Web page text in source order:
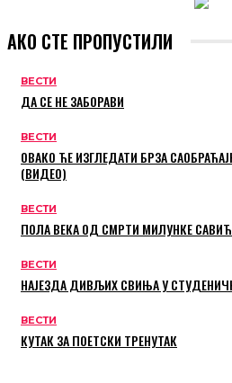
АКО СТЕ ПРОПУСТИЛИ
ВЕСТИ
ДА СЕ НЕ ЗАБОРАВИ
ВЕСТИ
ОВАКО ЋЕ ИЗГЛЕДАТИ БРЗА
(ВИДЕО)
ВЕСТИ
ПОЛА ВЕКА ОД СМРТИ МИЛУНКЕ САВИЋ
ВЕСТИ
НАЈЕЗДА ДИВЉИХ СВИЊА У
ВЕСТИ
КУТАК ЗА ПОЕТСКИ ТРЕНУТАК